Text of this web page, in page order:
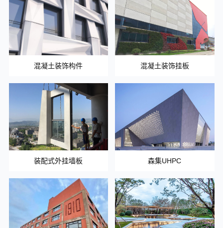
混凝土装饰构件 混凝土装饰挂板
装配式外挂墙板 森集UHPC